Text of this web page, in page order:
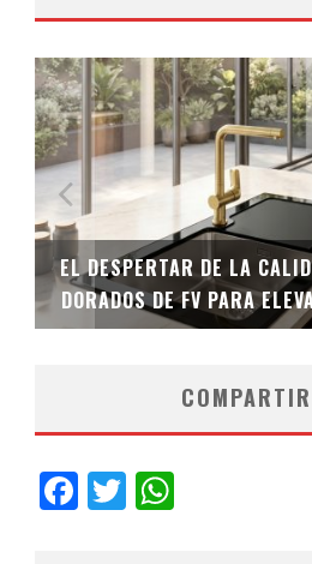
EL DESPERTAR DE LA
DORADOS DE FV PARA
Facebook
Twitter